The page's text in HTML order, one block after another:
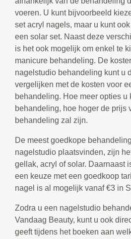
voeren. U kunt bijvoorbeeld
set acryl nagels, maar u kunt
een solar set. Naast deze
is het ook mogelijk om enkel te
manicure behandeling. De
nagelstudio behandeling kunt u
vergelijken met de kosten voor
behandeling. Hoe meer opties u
behandeling, hoe hoger de prijs
behandeling zal zijn.
De meest goedkope
nagelstudio plaatsvinden, zijn
gellak, acryl of solar. Daarnaast
een keuze met een goedkoop
nagel is al mogelijk vanaf €3 in
Zodra u een nagelstudio
Vandaag Beauty, kunt u ook
geeft tijdens het boeken aan